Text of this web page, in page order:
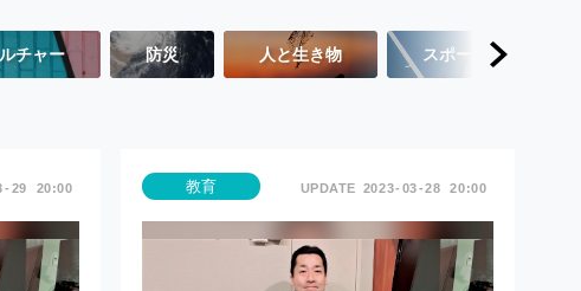
チャー 防災 人と生き物 スポーツ
29 20:00 教育 2023 03 28 20:00